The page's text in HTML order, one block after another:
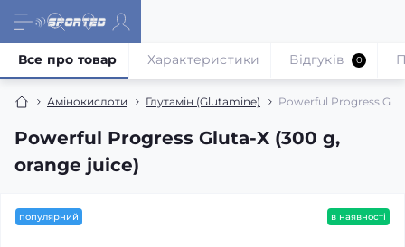
Амінокислоти Глутамін (Glutamine) Powerful Progress
Powerful Progress Gluta-X (300 g,
orange juice)
Все про товар Характеристики Відгуків 0
популярний в наявності